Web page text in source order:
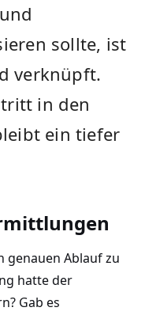
sollte, ist
verknüpft.
in den
ein tiefer
genauen Ablauf zu
hatte der
Gab es